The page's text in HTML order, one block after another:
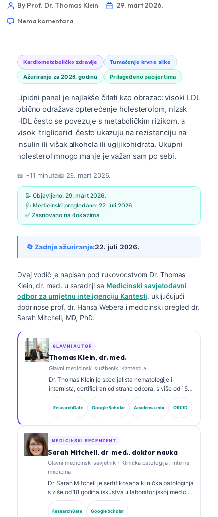
By Prof. Dr. Thomas Klein
29. mart 2026.
Nema komentara
Kardiometaboličko zdravlje Tumačenje krvne slike
Ažuriranje za 2026. godinu Prilagođeno pacijentima
Lipidni panel je najlakše čitati kao obrazac: visoki LDL
obično odražava opterećenje holesterolom, nizak
HDL često se povezuje s metaboličkim rizikom, a
visoki trigliceridi često ukazuju na rezistenciju na
insulin ili višak alkohola ili ugljikohidrata. Ukupni
holesterol mnogo manje je važan sam po sebi.
📖 ~11 minuta📅 29. mart 2026.
📝 Objavljeno: 29. mart 2026.
🩺 Medicinski pregledano: 22. juli 2026.
✅ Zasnovano na dokazima
🔄 Zadnje ažuriranje:22. juli 2026.
Ovaj vodič je napisan pod rukovodstvom Dr. Thomas
Klein, dr. med. u saradnji sa Medicinski savjetodavni
odbor za umjetnu inteligenciju Kantesti, uključujući
doprinose prof. dr. Hansa Webera i medicinski pregled dr.
Sarah Mitchell, MD, PhD.
GLAVNI AUTOR
Thomas Klein, dr. med.
Glavni medicinski službenik, Kantesti AI
Dr. Thomas Klein je specijalista hematologije i
internista, certificiran od strane odbora, s više od 15
godina iskustva u laboratorijskoj medicini i kliničkoj
analizi uz pomoć vještačke inteligencije. Kao glavni
medicinski direktor u Kantesti AI, pruža klinički
radove o interpretaciji biomarkera i laboratorijskoj
dijagnostici na temu laboratorijske medicine.
ResearchGate Google Scholar Academia.edu ORCID
MEDICINSKI RECENZENT
Sarah Mitchell, dr. med., doktor nauka
Glavni medicinski savjetnik - Klinička patologija i interna
medicina
Dr. Sarah Mitchell je sertifikovana klinička patologinja
s više od 18 godina iskustva u laboratorijskoj medicini
i dijagnostičkoj analizi. Ima specijalističke sertifikate
iz kliničke biohemije i opsežno je objavljivala radove
ResearchGate Google Scholar